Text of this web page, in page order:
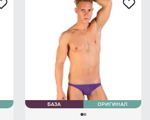
БАЗА ОРИГИНАЛ